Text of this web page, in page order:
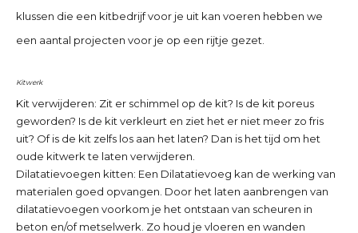
klussen die een kitbedrijf voor je uit kan voeren hebben we
een aantal projecten voor je op een rijtje gezet.
Kitwerk
Kit verwijderen: Zit er schimmel op de kit? Is de kit poreus
geworden? Is de kit verkleurt en ziet het er niet meer zo fris
uit? Of is de kit zelfs los aan het laten? Dan is het tijd om het
oude kitwerk te laten verwijderen.
Dilatatievoegen kitten: Een Dilatatievoeg kan de werking van
materialen goed opvangen. Door het laten aanbrengen van
dilatatievoegen voorkom je het ontstaan van scheuren in
beton en/of metselwerk. Zo houd je vloeren en wanden